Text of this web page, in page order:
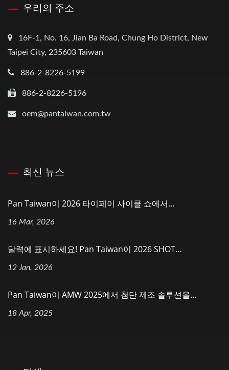
우리의 주소
16F-1, No. 16, Jian Ba Road, Chung Ho District, New
Taipei City, 235603 Taiwan
886-2-8226-5199
886-2-8226-5196
oem@pantaiwan.com.tw
최신 뉴스
Pan Taiwan이 2026 타이페이 사이클 쇼에서...
16 Mar, 2026
달력에 표시하세요! Pan Taiwan이 2026 SHOT...
12 Jan, 2026
Pan Taiwan이 AMW 2025에서 첨단 제조 솔루션을...
18 Apr, 2025